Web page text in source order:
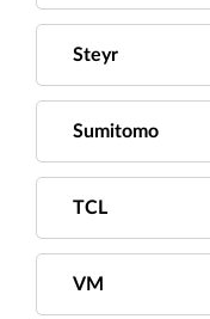
Steyr
Sumitomo
TCL
VM